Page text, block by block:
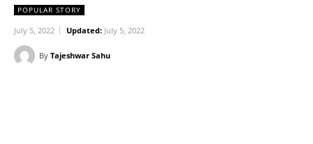
POPULAR STORY
July 5, 2022 Updated: July 5, 2022
By Tajeshwar Sahu